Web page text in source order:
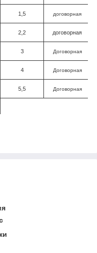
1,5 договорная
2,2 договорная
3 Договорная
4 Договорная
5,5 Договорная